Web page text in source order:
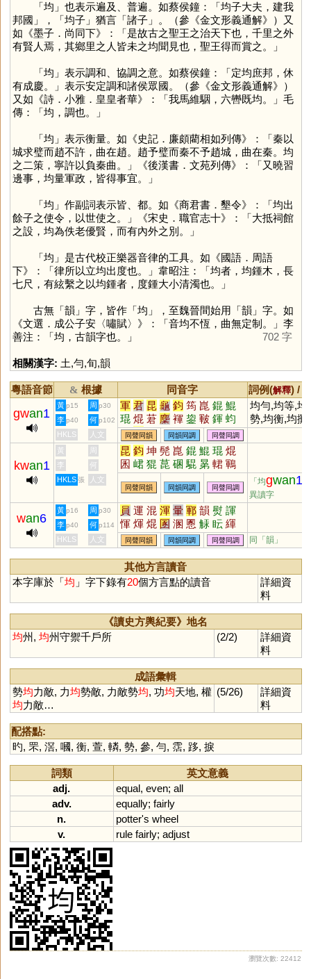
「均 」也表示遍及、普遍。如蔡侯鐘：「均子大夫，建我
邦國」，「均子」猶言「諸子」。（參《金文形義通解》）又
如《墨子．尚同下》：「是故古之聖王之治天下也，千里之外
有賢人焉，其鄉里之人皆未之均聞見也，聖王得而賞之。」
「均 」表示調和、協調之意。如蔡侯鐘：「定均庶邦，休
有成慶。」表示安定調和諸侯眾國。（參《金文形義通解》）
又如《詩．小雅．皇皇者華》：「我馬維駰，六轡既均。」毛
傳：「均，調也。」
「均 」表示衡量。如《史記．廉頗藺相如列傳》：「秦以
城求璧而趙不許，曲在趙。趙予璧而秦不予趙城，曲在秦。均
之二策，寧許以負秦曲。」《後漢書．文苑列傳》：「又曉習
邊事，均量軍政，皆得事宜。」
「均 」作副詞表示皆、都。如《商君書．墾令》：「均出
餘子之使令，以世使之。」《宋史．職官志十》：「大抵祠館
之設，均為佚老優賢，而有內外之別。」
「均 」是古代校正樂器音律的工具。如《國語．周語
下》：「律所以立均出度也。」韋昭注：「均者，均鍾木，長
七尺，有絃繫之以均鍾者，度鍾大小清濁也。」
古無「韻 」字，皆作「均 」，至魏晉間始用「韻 」字。如
《文選．成公子安〈嘯賦〉》：「音均不恆，曲無定制。」李
善注：「均，古韻字也。」
702 字
相關漢字: 土,勻,旬,韻
粵語音節 & 根據 同音字 詞例(解釋) /
gwan1
黃 p15 周 p30 軍 君 昆 龜 鈞 筠 崑 錕 鯤
琨 焜 莙 麇 褌 鋆 皸 鍕 蚐
桾 頵 鶤 鮶 晜 袀
均勻,均等,均
勢,均衡,均攤,
平均
李 p40 何 p102
HKLS 人文 同聲同韻 同韻同調 同聲同調
kwan1
黃 周 昆 鈞 坤 髡 崑 錕 鯤 琨 焜
囷 峮 猑 菎 碅 騉 晜 輑 鶤
李
何
HKLS 張 人文
同聲同韻 同韻同調 同聲同調
「均gwan1
異讀字
wan6
黃 p16 周 p30 員 運 混 渾 暈 鄆 韻 熨 諢
惲 煇 焜 圂 溷 慁 觨 眃 緷
倱 顐 韗 餫 掍
李 p40 何 p114
HKLS 人文 同聲同韻 同韻同調 同聲同調 同「韻 」
其他方言讀音
本字庫於「均 」字下錄有20個方言點的讀音
詳細資
料
《讀史方輿紀要》地名
均州, 均州守禦千戶所 (2/2)
詳細資
料
成語彙輯
勢均力敵, 力均勢敵, 力敵勢均, 功均天地, 權
均力敵…
(5/26)
詳細資
料
配搭點:
旳, 罘, 滘, 嘓, 衡, 萱, 轔, 勢, 參, 勻, 霑, 跢, 捩
詞類
英文意義
adj.
equal, even; all
adv.
equally; fairly
n.
potter's wheel
v.
rule fairly; adjust
瀏覽次數: 22412